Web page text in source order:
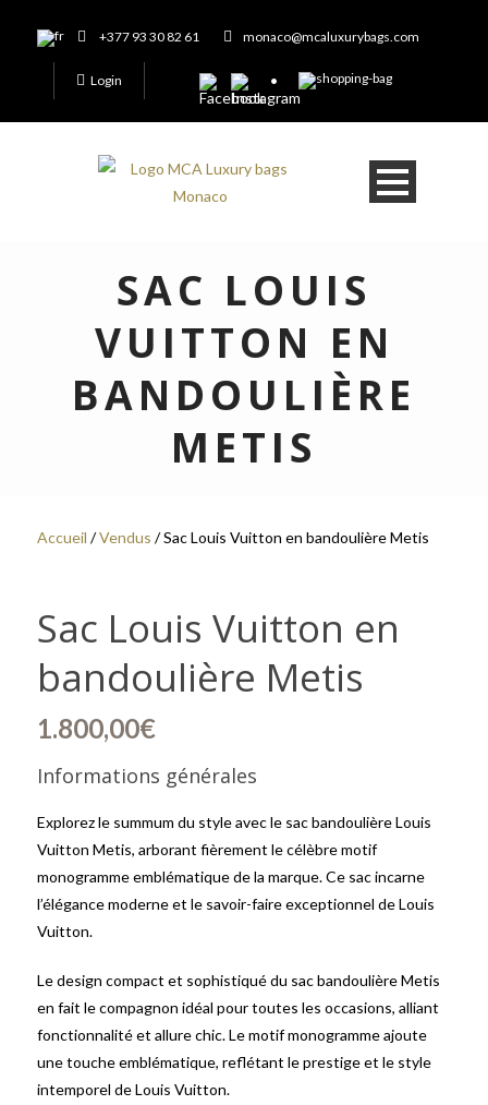
+377 93 30 82 61 monaco@mcaluxurybags.com
Login
SAC LOUIS
VUITTON EN
BANDOULIÈRE
METIS
Accueil /Vendus / Sac Louis Vuitton en bandoulière Metis
Sac Louis Vuitton en
bandoulière Metis
1.800,00€
Informations générales
Explorez le summum du style avec le sac bandoulière Louis
Vuitton Metis, arborant fièrement le célèbre motif
monogramme emblématique de la marque. Ce sac incarne
l’élégance moderne et le savoir-faire exceptionnel de Louis
Vuitton.
Le design compact et sophistiqué du sac bandoulière Metis
en fait le compagnon idéal pour toutes les occasions, alliant
fonctionnalité et allure chic. Le motif monogramme ajoute
une touche emblématique, reflétant le prestige et le style
intemporel de Louis Vuitton.